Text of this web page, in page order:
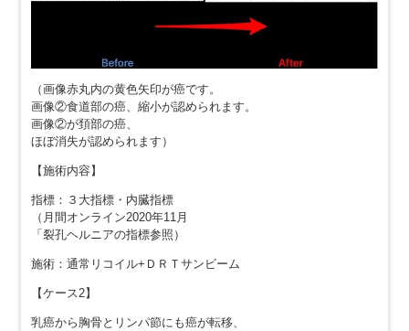
（画像赤丸内の黄色矢印が癌です。
画像②食道部の癌、縮小が認められます。
画像②が頚部の癌、
ほぼ消失が認められます）
【施術内容】
指標：３大指標・内臓指標
（月間オンライン2020年11月
「裂孔ヘルニアの指標参照）
施術：通常リコイル+ＤＲＴサンビーム
【ケース2】
乳癌から胸骨とリンパ節にも癌が転移、